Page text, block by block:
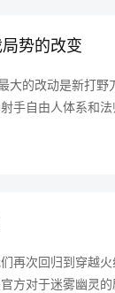
势的改变
大的改动是新打
手自由人体系和
中野怪会附带灼
再次回归到穿越
方对于迷雾幽灵